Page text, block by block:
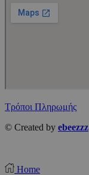
Τρόποι Πληρωμής
© Created by ebeezzz
Home